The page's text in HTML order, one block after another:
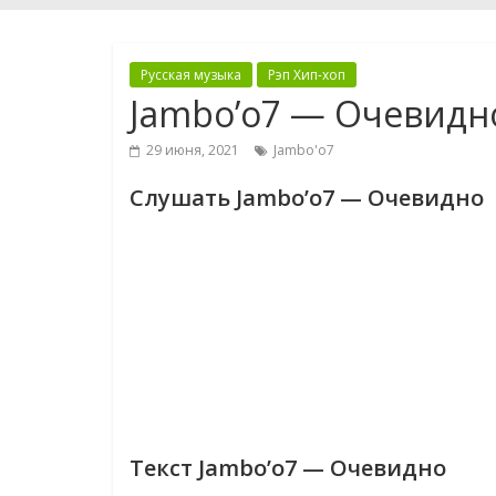
Русская музыка Рэп Хип-хоп
Jambo’o7 —
29 июня, 2021 Jambo'o7
Слушать Jambo’o7 — Очевидно
Текст Jambo’o7 — Очевидно